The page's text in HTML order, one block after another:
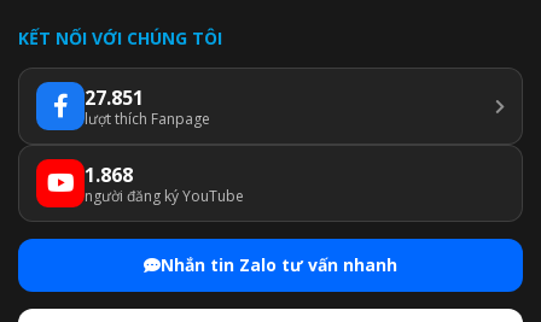
KẾT NỐI VỚI CHÚNG TÔI
27.851
lượt thích Fanpage
1.868
người đăng ký YouTube
Nhắn tin Zalo tư vấn nhanh